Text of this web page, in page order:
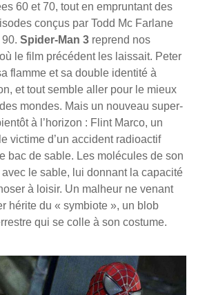
60 et 70, tout en empruntant des
conçus par Todd Mc Farlane
Spider-Man 3 reprend nos
le film précédent les laissait. Peter
flamme et sa double identité à
et tout semble aller pour le mieux
mondes. Mais un nouveau super-
à l’horizon : Flint Marco, un
victime d’un accident radioactif
bac de sable. Les molécules de son
le sable, lui donnant la capacité
à loisir. Un malheur ne venant
hérite du « symbiote », un blob
qui se colle à son costume.